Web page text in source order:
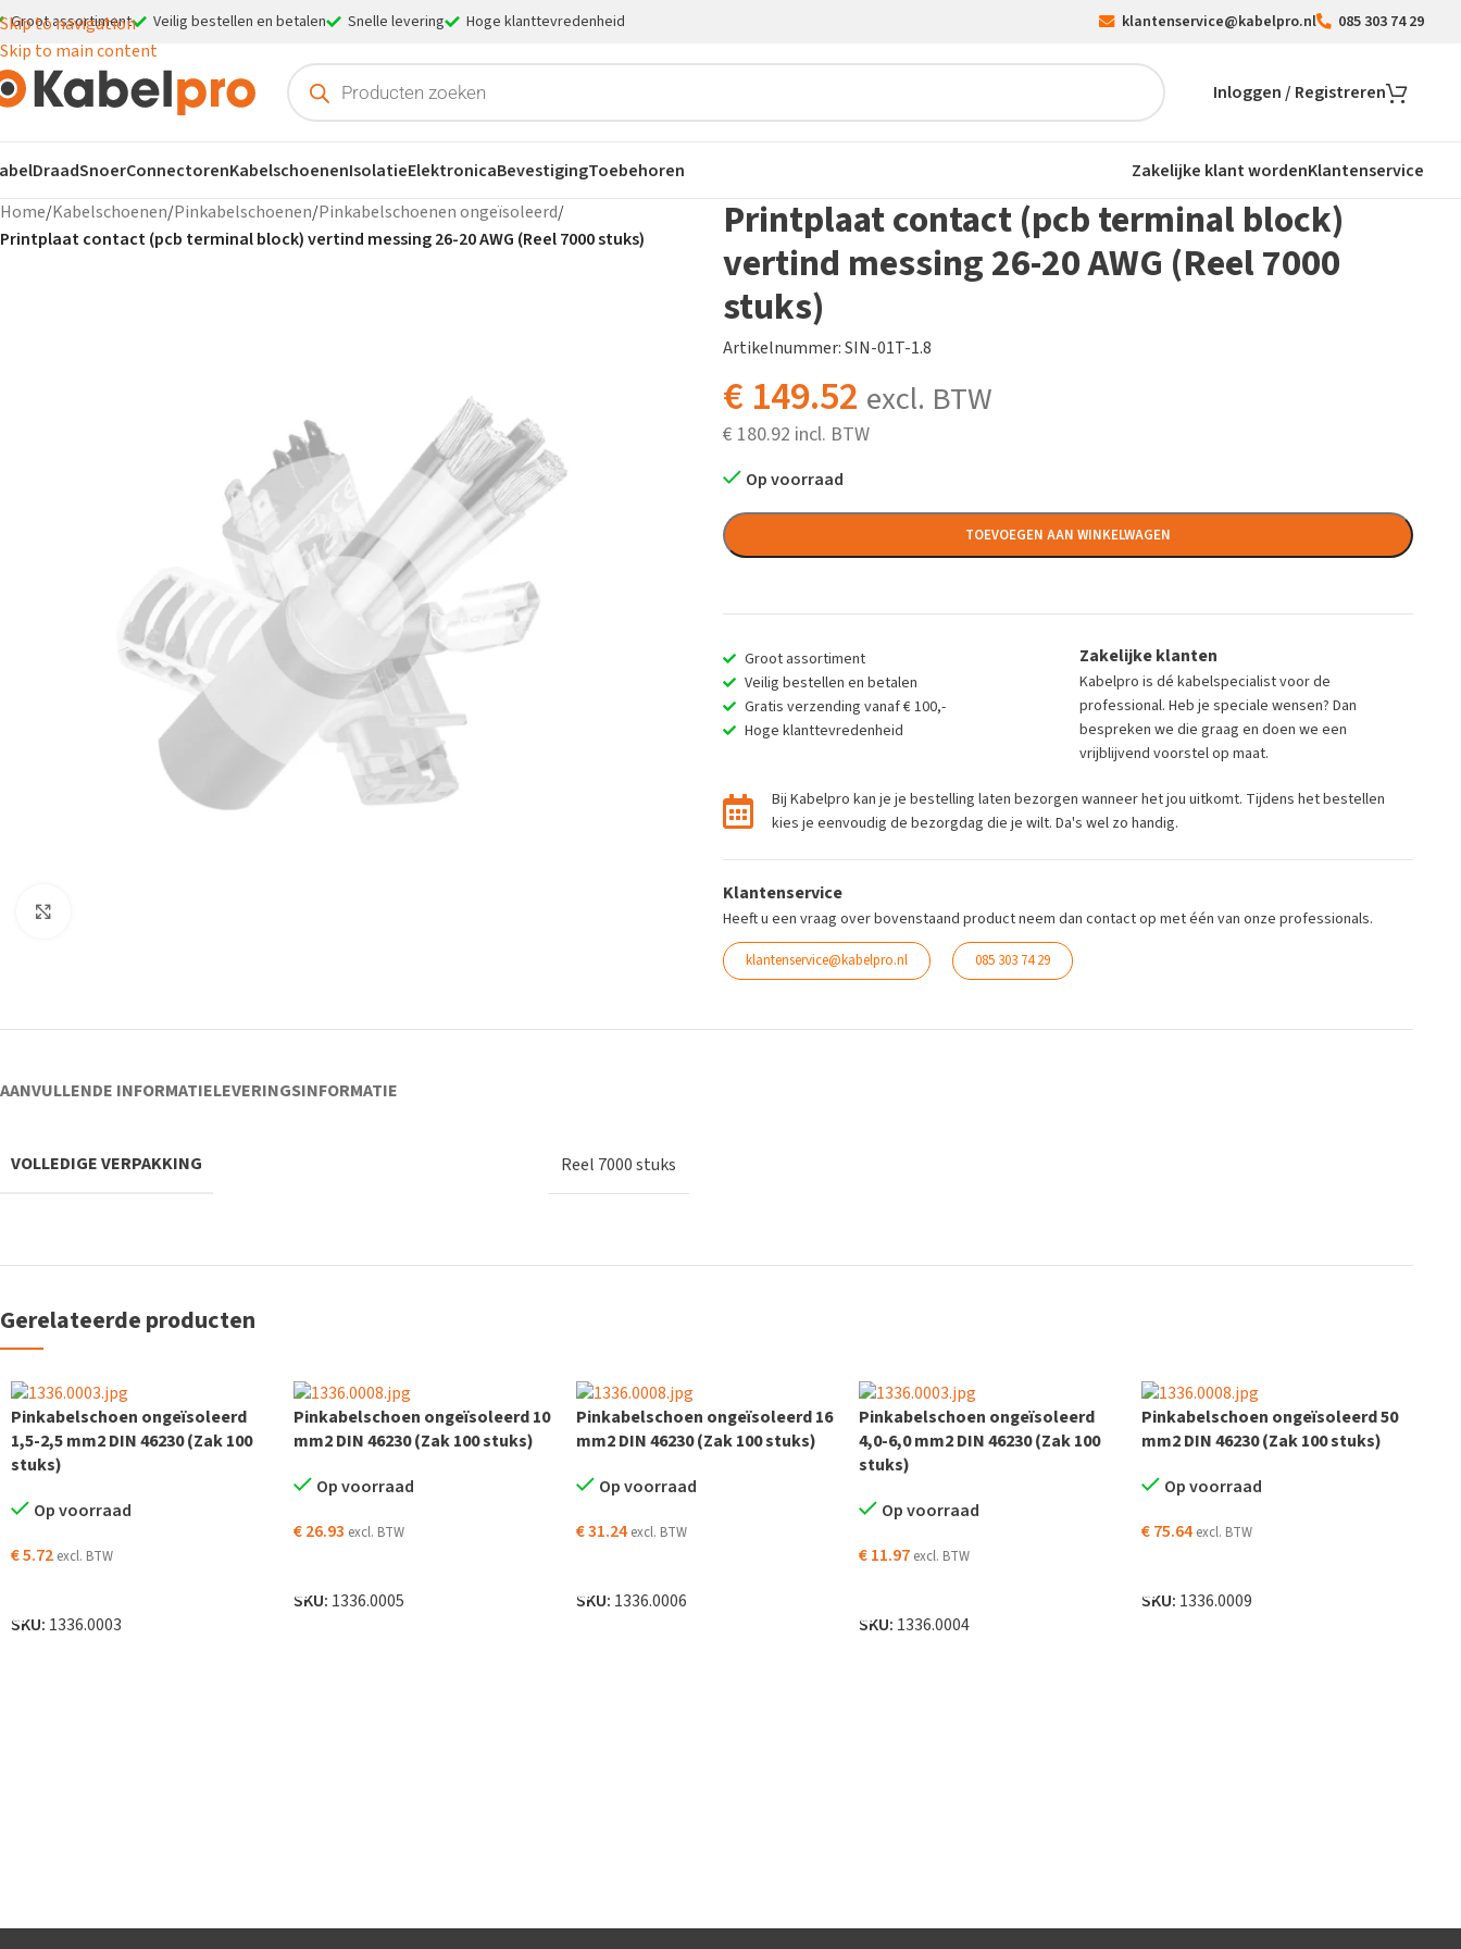
Skip to navigation
Skip to main content
Groot assortiment Veilig bestellen en betalen Snelle levering Hoge klanttevredenheid klantenservice@kabelpro.nl 085 303 74 29
Inloggen / Registreren
DraadSnoerConnectorenKabelschoenenIsolatieElektronicaBevestigingToebehoren Zakelijke klant wordenKlantenservice
Home/Kabelschoenen/Pinkabelschoenen/Pinkabelschoenen ongeïsoleerd/
Printplaat contact (pcb terminal block) vertind messing 26-20 AWG (Reel 7000 stuks)
Printplaat contact (pcb terminal block)
vertind messing 26-20 AWG (Reel 7000
stuks)
Artikelnummer: SIN-01T-1.8
€ 149.52 excl. BTW
€ 180.92
Op voorraad
TOEVOEGEN AAN WINKELWAGEN
Groot assortiment
Veilig bestellen en betalen
Gratis verzending vanaf € 100,-
Hoge klanttevredenheid
Zakelijke klanten
Kabelpro is dé kabelspecialist voor de
professional. Heb je speciale wensen? Dan
bespreken we die graag en doen we een
vrijblijvend voorstel op maat.
Bij Kabelpro kan je je bestelling laten bezorgen wanneer het jou uitkomt. Tijdens het bestellen
kies je eenvoudig de bezorgdag die je wilt. Da's wel zo handig.
Klantenservice
Heeft u een vraag over bovenstaand product neem dan contact op met één van onze professionals.
klantenservice@kabelpro.nl 085 303 74 29
AANVULLENDE INFORMATIELEVERINGSINFORMATIE
VOLLEDIGE VERPAKKING Reel 7000 stuks
Gerelateerde producten
Pinkabelschoen ongeïsoleerd
1,5-2,5 mm2 DIN 46230 (Zak 100
stuks)
Op voorraad
€5.72 excl. BTW
SKU: 1336.0003
Pinkabelschoen ongeïsoleerd 10
mm2 DIN 46230 (Zak 100 stuks)
Op voorraad
€26.93 excl. BTW
SKU: 1336.0005
Pinkabelschoen ongeïsoleerd 16
mm2 DIN 46230 (Zak 100 stuks)
Op voorraad
€31.24 excl. BTW
SKU: 1336.0006
Pinkabelschoen ongeïsoleerd
4,0-6,0 mm2 DIN 46230 (Zak 100
stuks)
Op voorraad
€11.97 excl. BTW
SKU: 1336.0004
Pinkabelschoen ongeïsoleerd 50
mm2 DIN 46230 (Zak 100 stuks)
Op voorraad
€75.64 excl. BTW
SKU: 1336.0009